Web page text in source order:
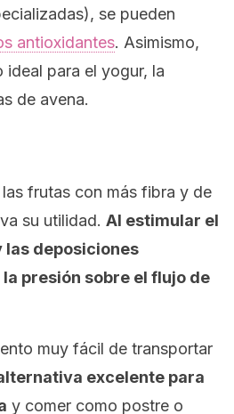
se pueden
antioxidantes. Asimismo,
para el yogur, la
de avena.
frutas con más fibra y de
su utilidad. Al estimular el
deposiciones
presión sobre el flujo de
muy fácil de transportar
excelente para
y comer como postre o